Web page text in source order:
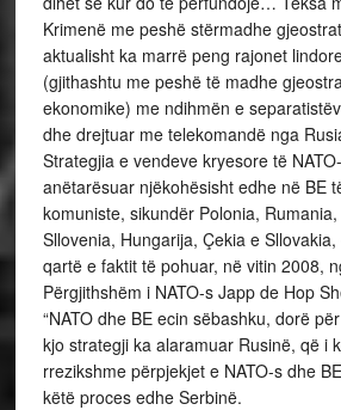
Krimenë me peshë stërmadhe
aktualisht ka marrë peng rajonet
(gjithashtu me peshë të madhe
ekonomike) me ndihmën e
dhe drejtuar me telekomandë nga
Strategjia e vendeve kryesore të
anëtarësuar njëkohësisht edhe në BE
komuniste, sikundër Polonia,
Sllovenia, Hungarija, Çekia e
qartë e faktit të pohuar, në vitin 2008,
Përgjithshëm i NATO-s Japp de Hop
“NATO dhe BE ecin sëbashku, dorë
kjo strategji ka alaramuar Rusinë, që i
rrezikshme përpjekjet e NATO-s dhe
këtë proces edhe Serbinë.